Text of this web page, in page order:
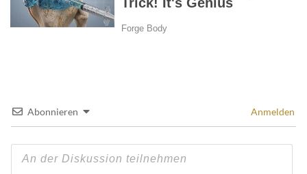
Abonnieren Anmelden